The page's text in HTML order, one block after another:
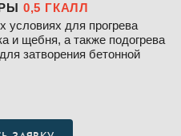
0,5 ГКАЛЛ
условиях для прогрева
и щебня, а также подогрева
затворения бетонной